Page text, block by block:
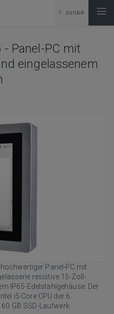
zurück
- Panel-PC mit
eingelassenem
Panel-PC mit
resistive 15-Zoll-
IP65-Edelstahlgehäuse. Der
i5 Core CPU der 6.
GB SSD-Laufwerk